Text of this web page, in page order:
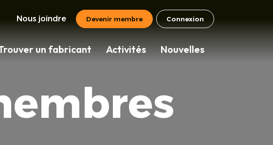
Nous joindre Devenir membre Connexion
un fabricant Activités Nouvelles